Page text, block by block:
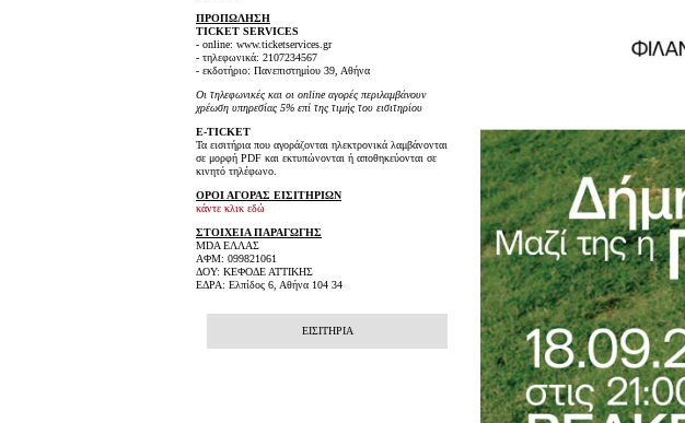
ΠΡΟΠΩΛΗΣΗ
TICKET SERVICES
- online: www.ticketservices.gr
- τηλεφωνικά: 2107234567
- εκδοτήριο: Πανεπιστημίου 39, Αθήνα
Οι τηλεφωνικές και οι online αγορές περιλαμβάνουν
χρέωση υπηρεσίας 5% επί της τιμής του εισιτηρίου
E-TICKET
Τα εισιτήρια που αγοράζονται ηλεκτρονικά λαμβάνονται
σε μορφή PDF και εκτυπώνονται ή αποθηκεύονται σε
κινητό τηλέφωνο.
ΟΡΟΙ ΑΓΟΡΑΣ ΕΙΣΙΤΗΡΙΩΝ
κάντε κλικ εδώ
ΣΤΟΙΧΕΙΑ ΠΑΡΑΓΩΓΗΣ
MDA ΕΛΛΑΣ
ΑΦΜ: 099821061
ΔΟΥ: ΚΕΦΟΔΕ ΑΤΤΙΚΗΣ
ΕΔΡΑ: Ελπίδος 6, Αθήνα 104 34
ΕΙΣΙΤΗΡΙΑ